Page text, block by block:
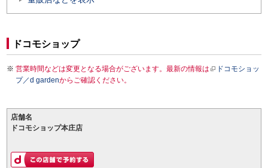
ドコモショップ
営業時間などは変更となる場合がございます。最新の情報は
ドコモショッ
プ／d gardenからご確認ください。
店舗名
ドコモショップ本庄店